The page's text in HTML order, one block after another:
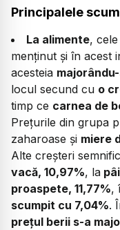
Principalele
La alimente,
menţinut şi în acest
acesteia
locul secund cu o
timp ce carnea de
Prețurile din grupa
zaharoase și miere
Alte creșteri
vacă, 10,97%, la
proaspete, 11,77%,
scumpit cu 7,04%.
prețul berii s-a